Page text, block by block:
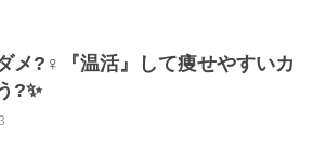
メ?‍♀️『温活』して痩せやすいカ
?✨